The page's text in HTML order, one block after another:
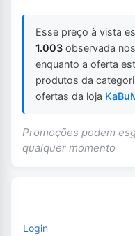
Esse preço à vista
1.003 observada nos
enquanto a oferta
produtos da
ofertas da loja
Promoções podem
qualquer momento
Login